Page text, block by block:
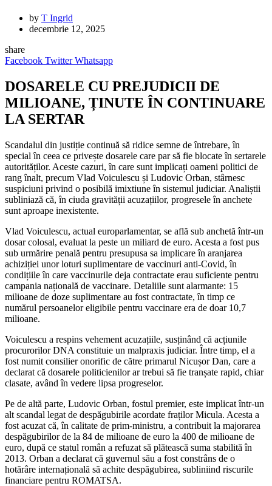
by T Ingrid
decembrie 12, 2025
share
Facebook Twitter Whatsapp
DOSARELE CU PREJUDICII DE
MILIOANE, ȚINUTE ÎN CONTINUARE
LA SERTAR
Scandalul din justiție continuă să ridice semne de întrebare, în
special în ceea ce privește dosarele care par să fie blocate în sertarele
autorităților. Aceste cazuri, în care sunt implicați oameni politici de
rang înalt, precum Vlad Voiculescu și Ludovic Orban, stârnesc
suspiciuni privind o posibilă imixtiune în sistemul judiciar. Analiștii
subliniază că, în ciuda gravității acuzațiilor, progresele în anchete
sunt aproape inexistente.
Vlad Voiculescu, actual europarlamentar, se află sub anchetă într-un
dosar colosal, evaluat la peste un miliard de euro. Acesta a fost pus
sub urmărire penală pentru presupusa sa implicare în aranjarea
achiziției unor loturi suplimentare de vaccinuri anti-Covid, în
condițiile în care vaccinurile deja contractate erau suficiente pentru
campania națională de vaccinare. Detaliile sunt alarmante: 15
milioane de doze suplimentare au fost contractate, în timp ce
numărul persoanelor eligibile pentru vaccinare era de doar 10,7
milioane.
Voiculescu a respins vehement acuzațiile, susținând că acțiunile
procurorilor DNA constituie un malpraxis judiciar. Între timp, el a
fost numit consilier onorific de către primarul Nicușor Dan, care a
declarat că dosarele politicienilor ar trebui să fie tranșate rapid, chiar
clasate, având în vedere lipsa progreselor.
Pe de altă parte, Ludovic Orban, fostul premier, este implicat într-un
alt scandal legat de despăgubirile acordate fraților Micula. Acesta a
fost acuzat că, în calitate de prim-ministru, a contribuit la majorarea
despăgubirilor de la 84 de milioane de euro la 400 de milioane de
euro, după ce statul român a refuzat să plătească suma stabilită în
2013. Orban a declarat că guvernul său a fost constrâns de o
hotărâre internațională să achite despăgubirea, subliniind riscurile
financiare pentru ROMATSA.